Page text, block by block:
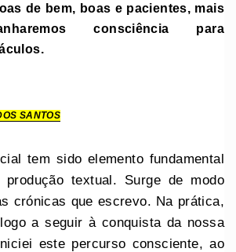
de bem, boas e pacientes, mais
consciência para
SANTOS
tem sido elemento fundamental
produção textual. Surge de modo
crónicas que escrevo. Na prática,
a seguir à conquista da nossa
este percurso consciente, ao